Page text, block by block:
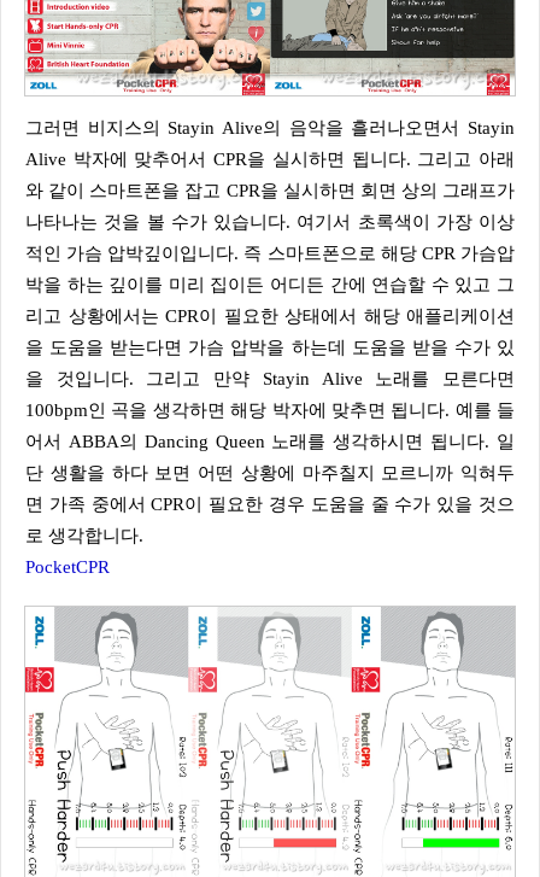
그러면 비지스의 Stayin Alive의 음악을 흘러나오면서 Stayin
Alive 박자에 맞추어서 CPR을 실시하면 됩니다. 그리고 아래
와 같이 스마트폰을 잡고 CPR을 실시하면 회면 상의 그래프가
나타나는 것을 볼 수가 있습니다. 여기서 초록색이 가장 이상
적인 가슴 압박깊이입니다. 즉 스마트폰으로 해당 CPR 가슴압
박을 하는 깊이를 미리 집이든 어디든 간에 연습할 수 있고 그
리고 상황에서는 CPR이 필요한 상태에서 해당 애플리케이션
을 도움을 받는다면 가슴 압박을 하는데 도움을 받을 수가 있
을 것입니다. 그리고 만약 Stayin Alive 노래를 모른다면
100bpm인 곡을 생각하면 해당 박자에 맞추면 됩니다. 예를 들
어서 ABBA의 Dancing Queen 노래를 생각하시면 됩니다. 일
단 생활을 하다 보면 어떤 상황에 마주칠지 모르니까 익혀두
면 가족 중에서 CPR이 필요한 경우 도움을 줄 수가 있을 것으
로 생각합니다.
PocketCPR